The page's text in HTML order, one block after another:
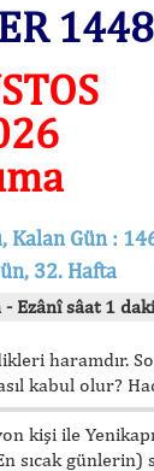
1448
Kalan Gün :
32. Hafta
Ezânî sâat 1
haramdır.
kabul olur?
kişi ile
sıcak günlerin)